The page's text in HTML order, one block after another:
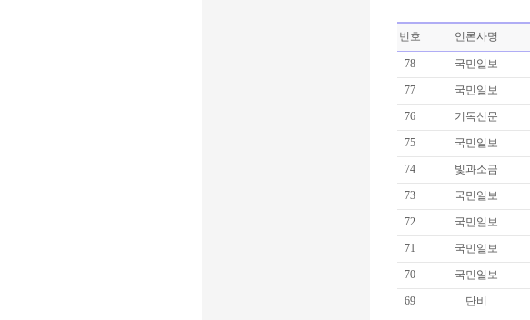
번호 언론사명
78 국민일보
77 국민일보
76 기독신문
75 국민일보
74 빛과소금
73 국민일보
72 국민일보
71 국민일보
70 국민일보
69 단비